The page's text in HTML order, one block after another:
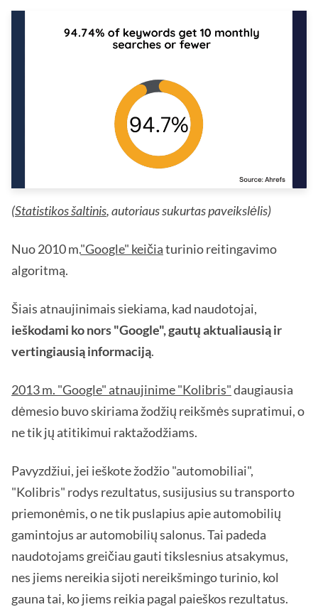
(Statistikos šaltinis, autoriaus sukurtas paveikslėlis)
Nuo 2010 m."Google" keičiaturinio reitingavimo
algoritmą.
Šiais atnaujinimais siekiama, kad naudotojai,
ieškodami ko nors "Google", gautų aktualiausią ir
vertingiausią informaciją.
2013 m. "Google" atnaujinime "Kolibris"daugiausia
dėmesio buvo skiriama žodžių reikšmės supratimui, o
ne tik jų atitikimui raktažodžiams.
Pavyzdžiui, jei ieškote žodžio "automobiliai",
"Kolibris" rodys rezultatus, susijusius su transporto
priemonėmis, o ne tik puslapius apie automobilių
gamintojus ar automobilių salonus. Tai padeda
naudotojams greičiau gauti tikslesnius atsakymus,
nes jiems nereikia sijoti nereikšmingo turinio, kol
gauna tai, ko jiems reikia pagal paieškos rezultatus.